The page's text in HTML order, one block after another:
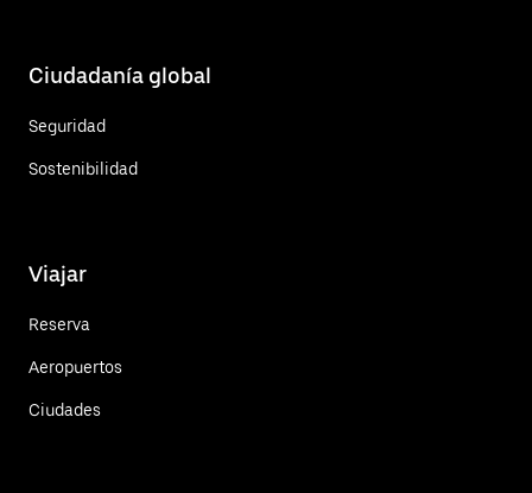
Ciudadanía global
Seguridad
Sostenibilidad
Viajar
Reserva
Aeropuertos
Ciudades